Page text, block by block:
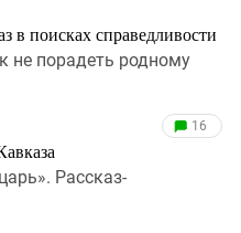
в поисках справедливости
не порадеть родному
16
Рассказ-